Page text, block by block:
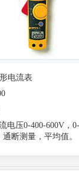
电流表
电压0-400-600V，
通断测量，平均值。